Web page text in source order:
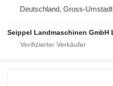
Deutschland, Gross-Umstadt